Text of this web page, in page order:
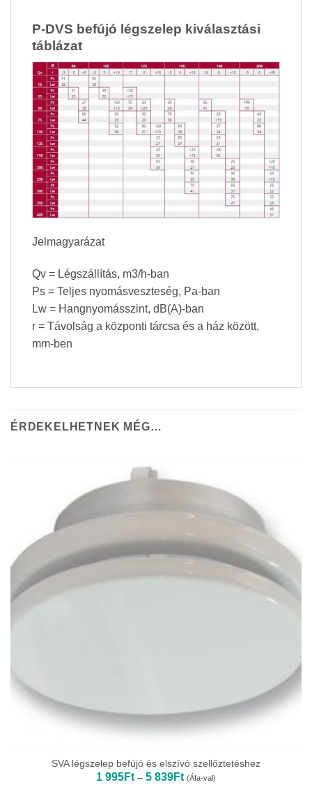
P-DVS befújó légszelep kiválasztási
táblázat
Jelmagyarázat
Qv = Légszállítás, m3/h-ban
Ps = Teljes nyomásveszteség, Pa-ban
Lw = Hangnyomásszint, dB(A)-ban
r = Távolság a központi tárcsa és a ház között,
mm-ben
ÉRDEKELHETNEK MÉG…
SVA légszelep befújó és elszívó szellőztetéshez
1 995Ft – 5 839FtÁrtartomány:
1
(Áfa-val)